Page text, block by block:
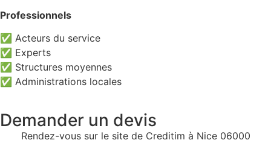
Professionnels
✅ Acteurs du service
✅ Experts
✅ Structures moyennes
✅ Administrations locales
Demander un devis
Rendez-vous sur le site de Creditim à Nice 06000